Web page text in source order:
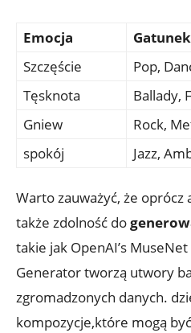
Emocja
Szczęście
Pop,
Tęsknota
Ballady,
Gniew
Rock,
spokój
Jazz,
Warto zauważyć, że oprócz
także zdolność do
takie jak OpenAI’s
Generator tworzą utwory
zgromadzonych danych.
kompozycje,które mogą